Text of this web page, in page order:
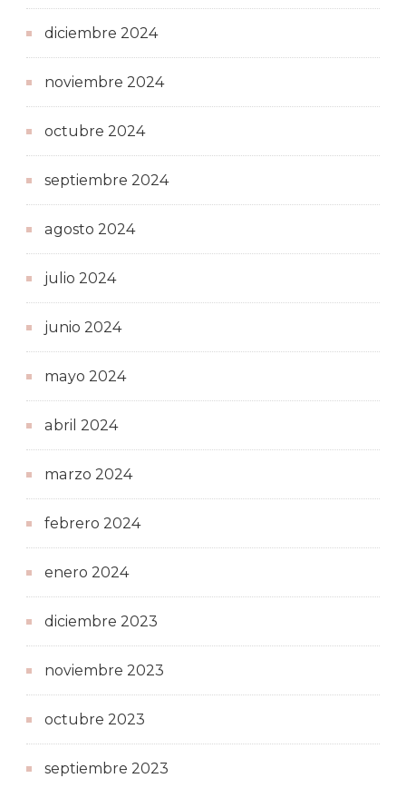
diciembre 2024
noviembre 2024
octubre 2024
septiembre 2024
agosto 2024
julio 2024
junio 2024
mayo 2024
abril 2024
marzo 2024
febrero 2024
enero 2024
diciembre 2023
noviembre 2023
octubre 2023
septiembre 2023